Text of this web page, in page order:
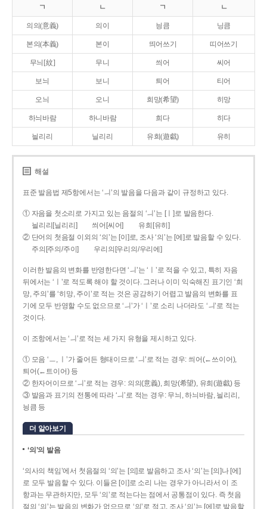
ㄱ ㄴ ㄱ ㄴ
의의(意義) 의이 닁큼 닝큼
본의(本義) 본이 띄어쓰기 띠어쓰기
무늬[紋] 무니 씌어 씨어
보늬 보니 틔어 티어
오늬 오니 희망(希望) 히망
하늬바람 하니바람 희다 히다
늴리리 닐리리 유희(遊戱) 유히
해설
표준 발음법 제5항에서는 ‘ㅢ’의 발음을 다음과 같이 규정하고 있다.
① 자음을 첫소리로 가지고 있는 음절의 ‘ㅢ’는 [ㅣ]로 발음한다.
늴리리[닐리리]
씌어[씨어]
유희[유히]
② 단어의 첫음절 이외의 ‘의’는 [이]로, 조사 ‘의’는 [에]로 발음할 수 있다.
주의[주의/주이]
우리의[우리의/우리에]
이러한 발음의 변화를 반영한다면 ‘ㅢ’는 ‘ㅣ’로 적을 수 있고, 특히 자음
뒤에서는 ‘ㅣ’로 적도록 해야 할 것이다. 그러나 이미 익숙해진 표기인 ‘희
망, 주의’를 ‘히망, 주이’로 적는 것은 공감하기 어렵고 발음의 변화를 표
기에 모두 반영할 수도 없으므로 ‘ㅢ’가 ‘ㅣ’로 소리 나더라도 ‘ㅢ’로 적는
것이다.
이 조항에서는 ‘ㅢ’로 적는 세 가지 유형을 제시하고 있다.
① 모음 ‘ㅡ, ㅣ’가 줄어든 형태이므로 ‘ㅢ’로 적는 경우: 씌어(←쓰이어),
틔어(←트이어) 등
② 한자어이므로 ‘ㅢ’로 적는 경우: 의의(意義), 희망(希望), 유희(遊戱) 등
③ 발음과 표기의 전통에 따라 ‘ㅢ’로 적는 경우: 무늬, 하늬바람, 늴리리,
닁큼 등
더 알아보기
‘의’의 발음
‘의사의 책임’에서 첫음절의 ‘의’는 [의]로 발음하고 조사 ‘의’는 [의]나 [에]
로 모두 발음할 수 있다. 이들은 [이]로 소리 나는 경우가 아니라서 이 조
항과는 무관하지만, 모두 ‘의’로 적는다는 점에서 공통점이 있다. 즉 첫음
절의 ‘의’는 발음의 변화가 없으므로 ‘의’로 적고, 조사 ‘의’는 [에]로 발음할